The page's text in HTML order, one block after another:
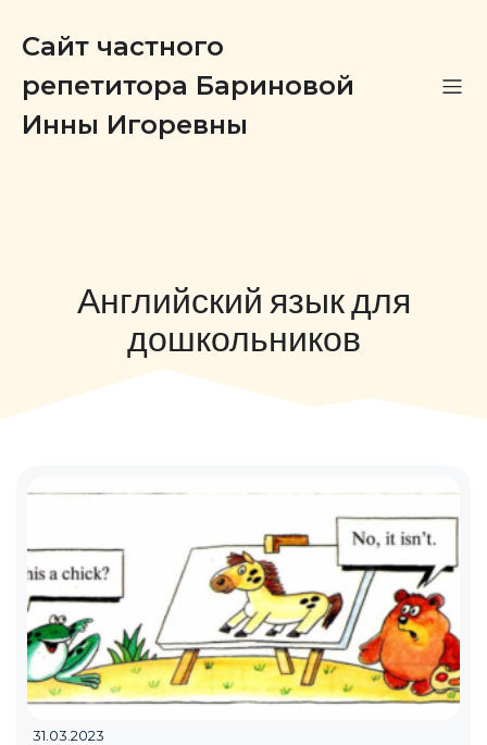
Сайт частного
репетитора Бариновой
Инны Игоревны
Английский язык для
дошкольников
31.03.2023